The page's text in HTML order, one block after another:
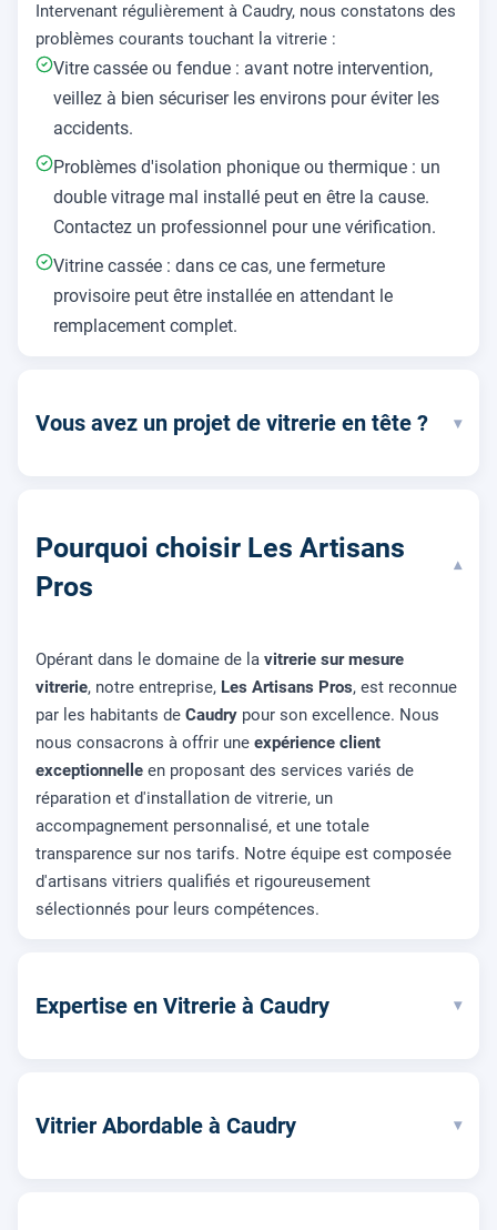
Intervenant régulièrement à Caudry, nous constatons des
problèmes courants touchant la vitrerie :
Vitre cassée ou fendue : avant notre intervention,
veillez à bien sécuriser les environs pour éviter les
accidents.
Problèmes d'isolation phonique ou thermique : un
double vitrage mal installé peut en être la cause.
Contactez un professionnel pour une vérification.
Vitrine cassée : dans ce cas, une fermeture
provisoire peut être installée en attendant le
remplacement complet.
Vous avez un projet de vitrerie en tête ? ▾
Pourquoi choisir Les Artisans
Pros
▾
Opérant dans le domaine de la vitrerie sur mesure
vitrerie, notre entreprise, Les Artisans Pros, est reconnue
par les habitants de Caudry pour son excellence. Nous
nous consacrons à offrir une expérience client
exceptionnelle en proposant des services variés de
réparation et d'installation de vitrerie, un
accompagnement personnalisé, et une totale
transparence sur nos tarifs. Notre équipe est composée
d'artisans vitriers qualifiés et rigoureusement
sélectionnés pour leurs compétences.
Expertise en Vitrerie à Caudry ▾
Vitrier Abordable à Caudry ▾